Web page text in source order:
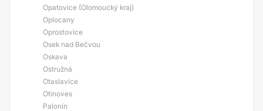
Opatovice (Olomoucký kraj)
Oplocany
Oprostovice
Osek nad Bečvou
Oskava
Ostružná
Otaslavice
Otinoves
Palonín